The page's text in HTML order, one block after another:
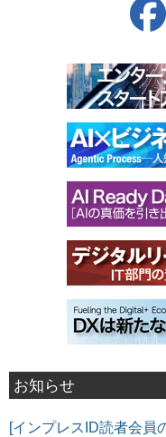
お知らせ
[インプレスID読者会員